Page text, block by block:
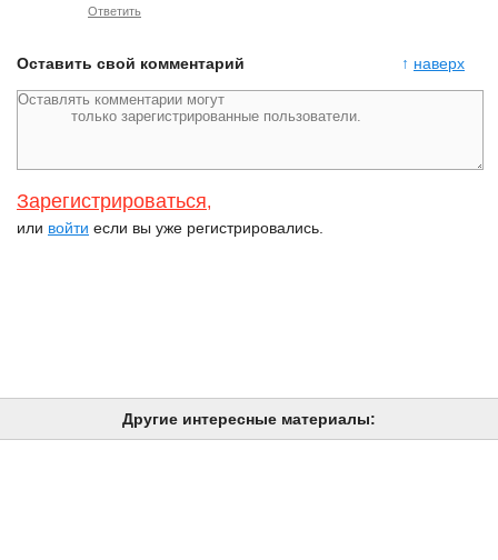
Ответить
↑ наверх
Оставить свой комментарий
Зарегистрироваться,
или войти если вы уже регистрировались.
Другие интересные материалы: